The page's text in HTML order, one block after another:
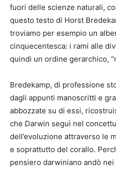
fuori delle scienze naturali,
questo testo di Horst
troviamo per esempio un
cinquecentesca: i rami alle
quindi un ordine gerarchico,
Bredekamp, di professione
dagli appunti manoscritti e
abbozzate su di essi,
che Darwin seguì nel
dell’evoluzione attraverso le
e soprattutto del corallo.
pensiero darwiniano andò